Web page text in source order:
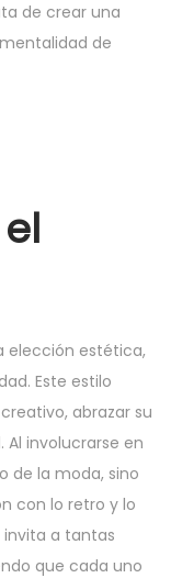
de crear una
de
elección estética,
Este estilo
abrazar su
Al involucrarse en
de la moda, sino
con lo retro y lo
invita a tantas
que cada uno